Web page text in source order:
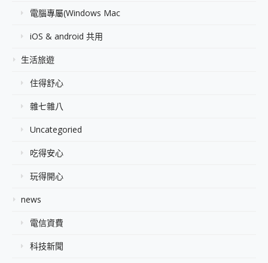
電腦專屬(Windows Mac
iOS & android 共用
生活旅遊
住得舒心
雜七雜八
Uncategoried
吃得安心
玩得開心
news
電信資費
科技新聞